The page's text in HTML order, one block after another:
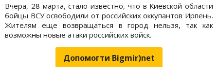
Вчера, 28 марта, стало известно, что в Киевской области
бойцы ВСУ освободили от российских оккупантов Ирпень.
Жителям еще возвращаться в город нельзя, так как
возможны новые атаки российских войск.
Допомогти Bigmir)net